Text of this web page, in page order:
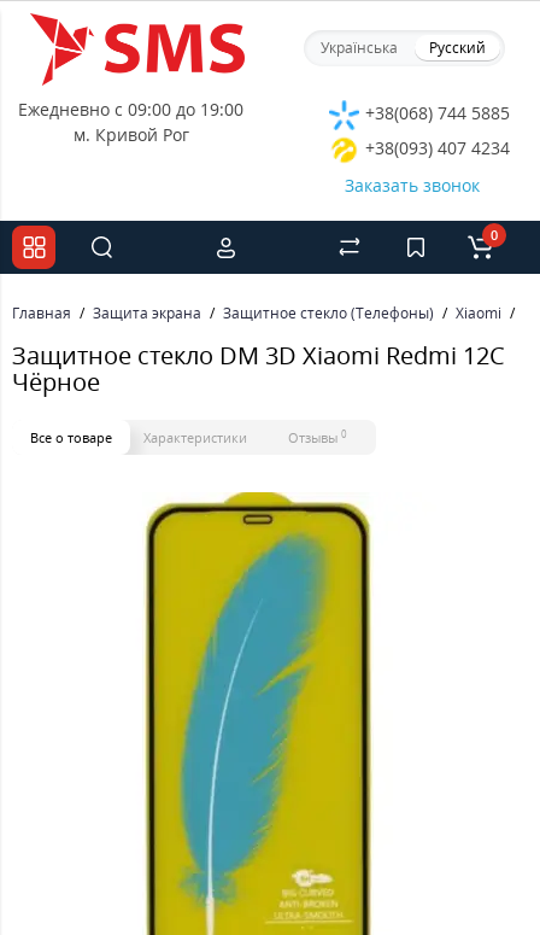
Українська Русский
Ежедневно с 09:00 до 19:00
м. Кривой Рог
+38(068) 744 5885
+38(093) 407 4234
Заказать звонок
0
Главная Защита экрана Защитное стекло (Телефоны) Xiaomi
Защитное стекло DM 3D Xiaomi Redmi 12C
Чёрное
Все о товаре Характеристики Отзывы 0